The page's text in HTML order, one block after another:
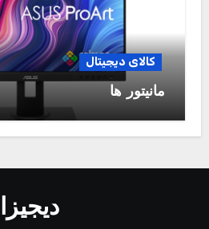
کالای دیجیتال
مانیتور ها
دیجیزا